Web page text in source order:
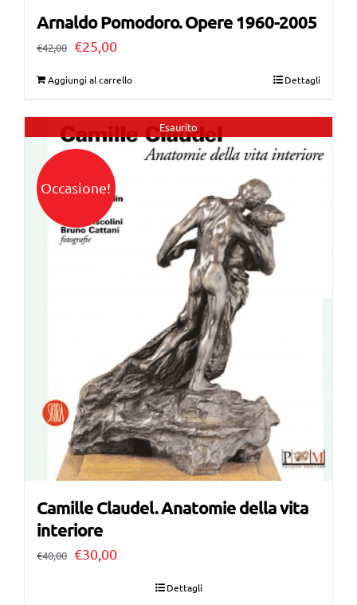
Arnaldo Pomodoro. Opere 1960-2005
€42,00 Il
era:
€42,00.
€25,00Il
è:
€25,00.
Aggiungi al carrello Dettagli
Esaurito
Occasione!
Camille Claudel. Anatomie della vita
interiore
€40,00 Il
€30,00Il
Dettagli